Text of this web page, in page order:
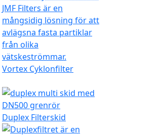
Vortex Cyklonfilter
Duplex Filterskid